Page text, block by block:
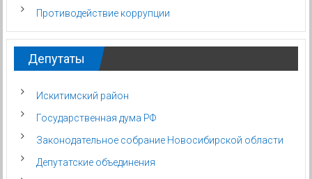
Противодействие коррупции
Депутаты
Искитимский район
Государственная дума РФ
Законодательное собрание Новосибирской области
Депутатские объединения